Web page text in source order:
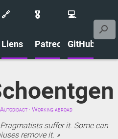
🔗
Liens
🎖️
Patreon
💻
GitHub
· Working abroad
suffer it. Some can
remove it.